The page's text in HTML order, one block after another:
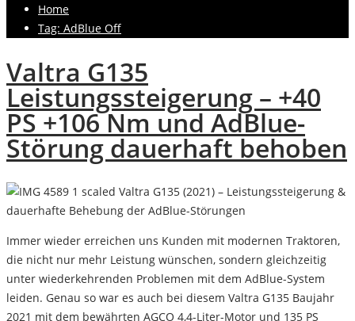
Home
Tag: AdBlue Off
Valtra G135
Leistungssteigerung – +40
PS +106 Nm und AdBlue-
Störung dauerhaft behoben
Valtra G135 (2021) – Leistungssteigerung &
dauerhafte Behebung der AdBlue-Störungen
Immer wieder erreichen uns Kunden mit modernen Traktoren,
die nicht nur mehr Leistung wünschen, sondern gleichzeitig
unter wiederkehrenden Problemen mit dem AdBlue-System
leiden. Genau so war es auch bei diesem Valtra G135 Baujahr
2021 mit dem bewährten AGCO 4,4-Liter-Motor und 135 PS